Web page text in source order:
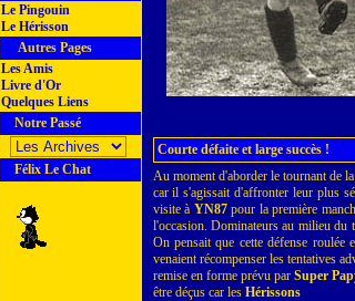
Le Pingouin
Le Hérisson
Autres Pages
Les Amis
Livre d'Or
Quelques Liens
Notre Passé
Félix Le Chat
Courte défaite et large succès !
Au moment d'aborder le tournant de
car il s'agissait d'affronter leur plus
visite à YN87pour la première
l'occasion. Dominateurs au milieu du
On pensait que cette défense
venaient récompenser les tentatives
remise en forme prévu parSuper
être déçus car les Hérissons